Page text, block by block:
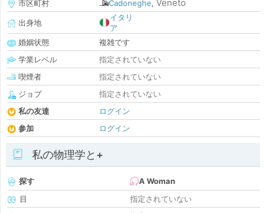
市区町村
Cadoneghe, Veneto
出身地
イタリ
ア
婚姻状態
複雑です
学業レベル
指定されていない
喫煙者
指定されていない
ジョブ
指定されていない
私の友達
ログイン
参加
ログイン
私の物理学と+
探す
A Woman
目
指定されていない